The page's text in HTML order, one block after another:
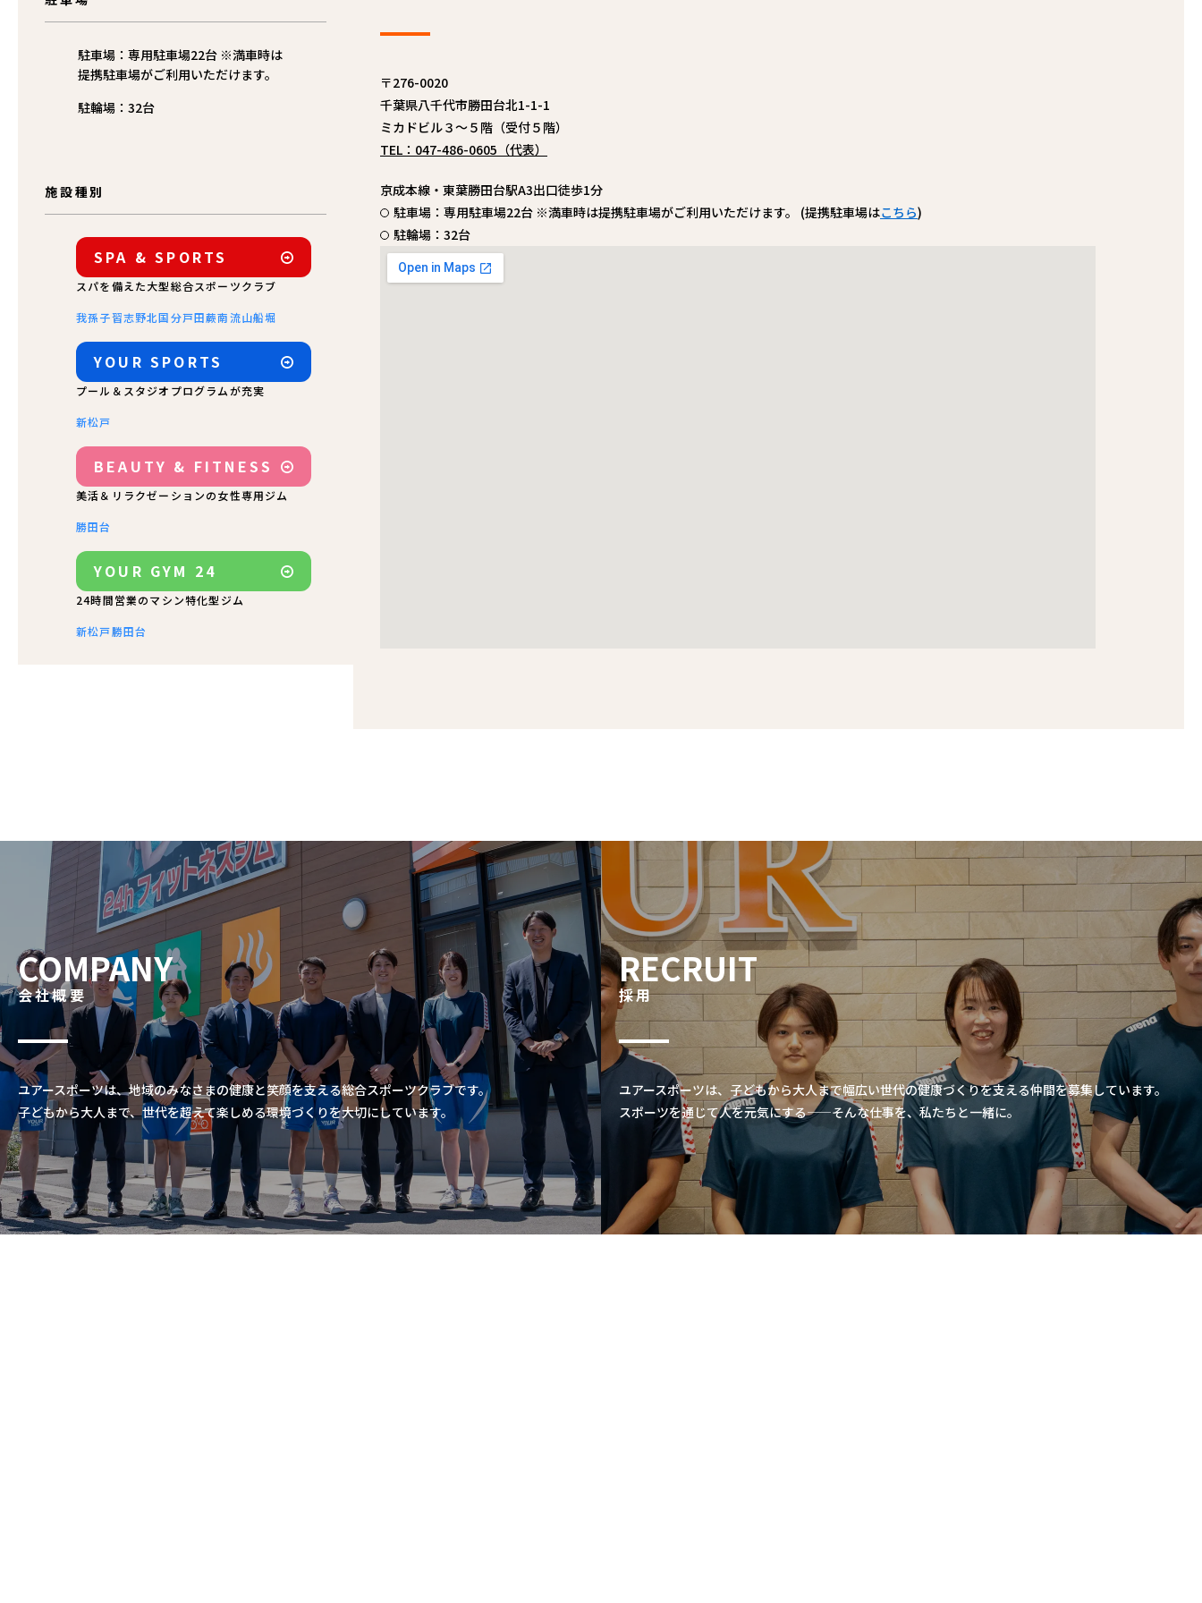
〒276-0020
千葉県八千代市勝田台北1-1-1
ミカドビル３〜５階（受付５階）
TEL：047-486-0605（代表）
京成本線・東葉勝田台駅A3出口徒歩1分
駐車場：専用駐車場22台 ※満車時は提携駐車場がご利用いただけます。 (提携駐車場はこちら)
駐輪場：32台
駐車場：専用駐車場22台 ※満車時は
提携駐車場がご利用いただけます。
駐輪場：32台
施設種別
SPA & SPORTS
スパを備えた大型総合スポーツクラブ
我孫子習志野北国分戸田蕨南流山船堀
YOUR SPORTS
プール＆スタジオプログラムが充実
新松戸
BEAUTY & FITNESS
美活＆リラクゼーションの女性専用ジム
勝田台
YOUR GYM 24
24時間営業のマシン特化型ジム
新松戸勝田台
COMPANY
会社概要
ユアースポーツは、地域のみなさまの健康と笑顔を支える総合スポーツクラブです。
子どもから大人まで、世代を超えて楽しめる環境づくりを大切にしています。
RECRUIT
採用
ユアースポーツは、子どもから大人まで幅広い世代の健康づくりを支える仲間を募集しています。
スポーツを通じて人を元気にする——そんな仕事を、私たちと一緒に。